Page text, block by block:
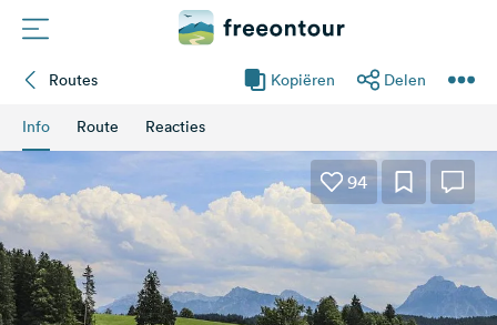
Magazine
Partners
Routes Kopiëren Delen
Info Route Reacties
94